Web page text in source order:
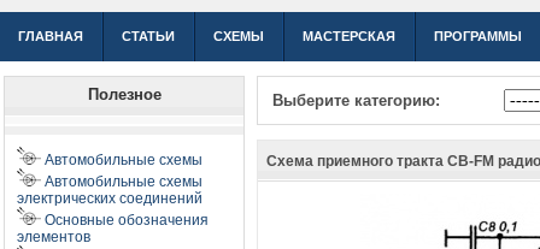
ГЛАВНАЯ СТАТЬИ СХЕМЫ МАСТЕРСКАЯ ПРОГРАММЫ
Полезное
Автомобильные схемы
Автомобильные схемы
электрических соединений
Основные обозначения
элементов
Выберите категорию:
Схема приемного тракта СВ-FM